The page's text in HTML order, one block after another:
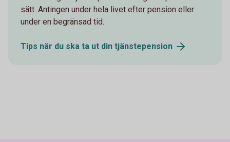
sätt. Antingen under hela livet efter pension eller
under en begränsad tid.
Tips när du ska ta ut din tjänstepension